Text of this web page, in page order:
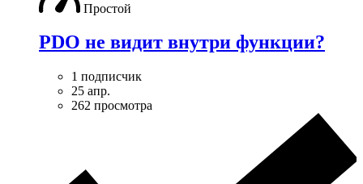
Простой
PDO не видит внутри функции?
1 подписчик
25 апр.
262 просмотра